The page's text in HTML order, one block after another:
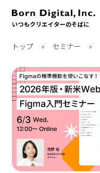
いつもクリエイターのそばに
ABOUT
CONTACT
RECRUIT
クリエイターズID
ACCESS
取扱製品
ソフトウェア
フォント
ハードウェア
トップ » セミナー »